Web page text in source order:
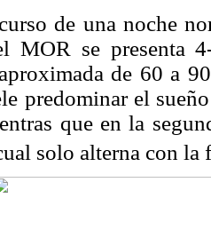
de una noche
MOR se presenta
de 60 a
predominar el
que en la
solo alterna con la